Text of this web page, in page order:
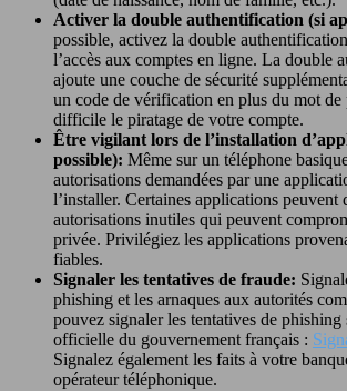
Activer la double authentification (si
possible, activez la double
l’accès aux comptes en ligne. La double
ajoute une couche de sécurité
un code de vérification en plus du mot de
difficile le piratage de votre compte.
Être vigilant lors de l’installation
possible): Même sur un téléphone
autorisations demandées par une
l’installer. Certaines applications peuvent
autorisations inutiles qui peuvent
privée. Privilégiez les applications
fiables.
Signaler les tentatives de fraude:
phishing et les arnaques aux autorités
pouvez signaler les tentatives de
officielle du gouvernement français :
Signalez également les faits à votre
opérateur téléphonique.